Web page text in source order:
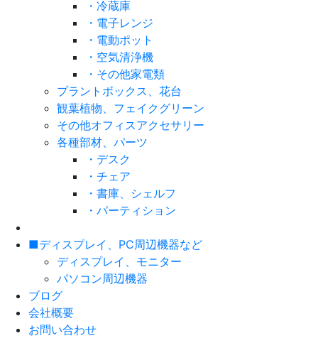
・冷蔵庫
・電子レンジ
・電動ポット
・空気清浄機
・その他家電類
プラントボックス、花台
観葉植物、フェイクグリーン
その他オフィスアクセサリー
各種部材、パーツ
・デスク
・チェア
・書庫、シェルフ
・パーティション
■ディスプレイ、PC周辺機器など
ディスプレイ、モニター
パソコン周辺機器
ブログ
会社概要
お問い合わせ